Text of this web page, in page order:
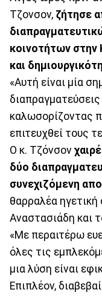
Τζονσον, ζήτησε
κοινοτήτων στην
και
«Αυτή είναι μία
καλωσορίζοντας
επιτευχθεί τους
Ο κ. Τζόνσον
δύο
συνεχιζόμενη
θαρραλέα
Αναστασιάδη και
«Με περαιτέρω
όλες τις
μια λύση είναι
Επιπλέον,